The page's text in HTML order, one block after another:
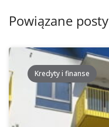
Powiązane posty
Kredyty i finanse